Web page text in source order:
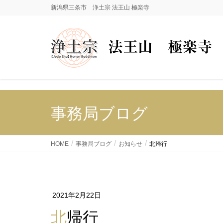
新潟県三条市 浄土宗 法王山 極楽寺
事務局ブログ
HOME 事務局ブログ お知らせ 北帰行
2021年2月22日
北帰行